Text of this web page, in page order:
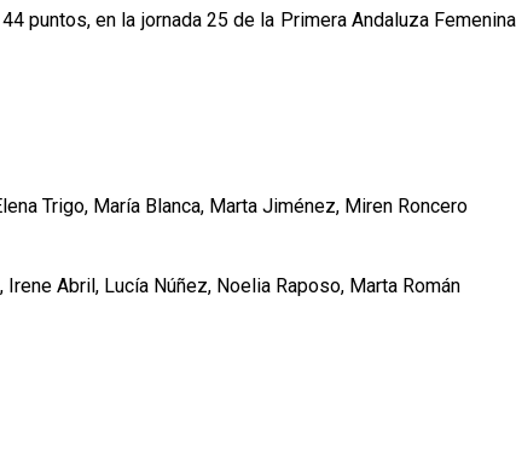
puntos, en la jornada 25 de la Primera Andaluza Femenina
Trigo, María Blanca, Marta Jiménez, Miren Roncero
Abril, Lucía Núñez, Noelia Raposo, Marta Román